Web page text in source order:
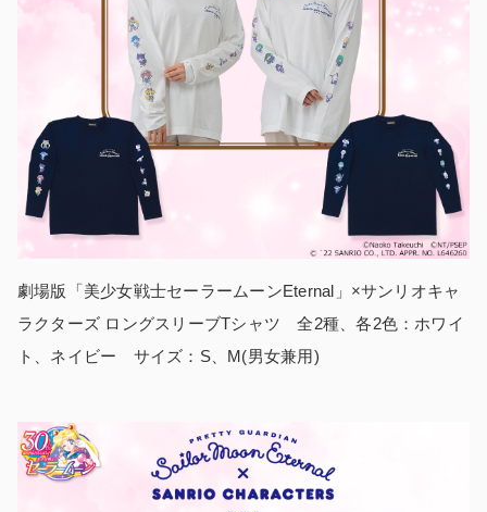
劇場版「美少女戦士セーラームーンEternal」×サンリオキャ
ラクターズ ロングスリーブTシャツ 全2種、各2色：ホワイ
ト、ネイビー サイズ：S、M(男女兼用)